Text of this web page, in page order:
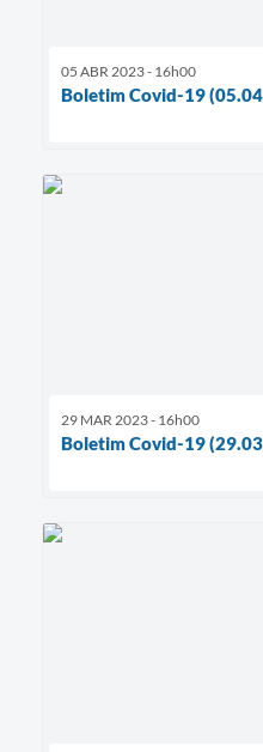
05 ABR 2023 - 16h00
Boletim Covid-19
29 MAR 2023 - 16h00
Boletim Covid-19